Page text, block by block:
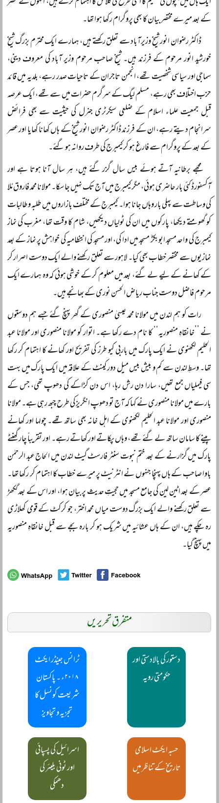
کے بعد میرے مختصر بیان کا بھی پروگرام رکھا ہوا تھا۔
ڈاکٹر رضوان انور شیخ وزیرآباد سے تعلق رکھتے ہیں، ہمارے ایک محترم بزرگ شیخ
خورشید انور مرحوم کے فرزند ہیں۔ شیخ صاحب مرحوم وزیر آباد کی معروف دینی،
سماجی اور سیاسی شخصیت تھے، انجمن تاجران کے تاحیات صدر رہے، بلدیہ میں قائد
حزب اختلاف بھی رہے، مسلم لیگ کے سرگرم حضرات میں سے تھے، ایک عرصہ
قبل جمعیت علماء اسلام کے ضلعی سیکرٹری جنرل کی حیثیت سے بھی فرائض
سرانجام دیتے رہے، ان کے فرزند ڈاکٹر رضوان انور شیخ کے ہاں کھانا کھایا اور عصر
کے بعد کے پروگرام سے فارغ ہو کر کیمبرج کی طرف روانہ ہو گئے۔
مجھے برطانیہ آتے ہوئے بیس سال گزر گئے ہیں، ہر سال آنا ہوتا ہے اور
آکسفورڈ کئی بار حاضری ہوئی، مگر کیمبرج میں آج تک نہیں جا سکا۔ مولانا محمد فاروق مُلا
کی وساطت سے پہلی بار وہاں جانا ہوا۔ کیمبرج کے مختلف بازاروں میں طلبہ و طالبات
کو گھومتے دیکھا، پارکوں میں ان کی ٹولیاں دیکھیں، شام کا وقت تھا، مغرب کی نماز
کیمبرج کی واحد مسجد ابوبکرؓ مسجد میں ادا کی، اور مسجد کی انتظامیہ کی خواہش پر نماز کے بعد
نمازیوں سے مختصر خطاب بھی کیا۔ لاہور سے تعلق رکھنے والے ایک دوست اصرار کر
کے کھانے کے لیے لے گئے، بعد میں معلوم کر کے خوشی ہوئی کہ وہ ہمارے ایک
مرحوم فاضل دوست جناب ریاض الحسن نوری کے بھانجے ہیں۔
رات کو ہم لندن میں مولانا محمد عیسیٰ منصوری کے گھر پہنچ گئے جسے ہم دوستوں
نے ’’خانقاہِ منصوریہ‘‘ کا نام دے رکھا ہے۔ اتوار کو مولانا منصوری اور مولانا عبد
الحلیم لکھنوی نے ایک پارک میں باربی کیو طرز کی تفریح اور کھانے کا اہتمام کر رکھا
تھا۔ وسطِ لندن سے کم و بیش بیس میل دور کینٹ کے علاقہ میں ایک پارک میں بہت
سی فیملیاں جمع تھیں، سارا دن رش رہا، اس دن کڑاکے کی دھوپ تھی، جس کے
بارے میں مولانا منصوری نے کہا کہ آج تو دھوپ انگریز کی طرح چبھ رہی ہے۔ مولانا
منصوری اور مولانا عبد الحلیم لکھنوی کے اہل خانہ بھی ساتھ تھے۔ چولہا اور کھانے
پینے کا سامان ساتھ لے گئے تھے، وہاں پکاتے اور کھاتے رہے۔ اور تقریباً چار گھنٹے
پارک میں گزارنے کے بعد ختم نبوت سنٹر فارسٹ گیٹ لندن میں الحاج عبد الرحمٰن
باوا صاحب کے ہاں پہنچا جنہوں نے انٹرنیٹ پر میرے خطاب کا اہتمام کر رکھا تھا۔
عصر کے بعد اٹین لین کی جامع مسجد میں حجیتِ حدیث پر بیان ہوا، اور اس کے بعد گکھڑ
سے تعلق رکھنے والے ایک بزرگ دوست میاں محمد اختر، جو کرکٹ کے قومی کھلاڑی
رہ چکے ہیں، ان کے ہاں عشائیہ میں شریک ہو کر بارہ بجے سے قبل خانقاہِ منصوریہ
میں پہنچ گیا۔
متفرق تحریریں
دستور کی بالادستی اور
حکومتی رویہ
ٹرانس جینڈر ایکٹ
۲۰۱۸ء ۔ پاکستان
شریعت کونسل کا
تجزیہ و تجاویز
حسبہ ایکٹ اسلامی
تاریخ کے تناظر میں
اسرائیل کی پسپائی
اور ٹونی بلیئر کی
دھمکی